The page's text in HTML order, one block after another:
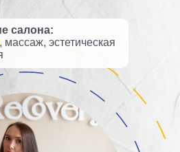
салона:
, массаж, эстетическая